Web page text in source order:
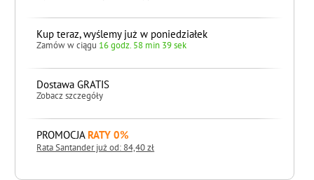
Kup teraz, wyślemy już w poniedziałek
Zamów w ciągu 16 godz. 58 min 38 sek
Dostawa GRATIS
Zobacz szczegóły
PROMOCJA RATY 0%
Rata Santander już od: 84,40 zł